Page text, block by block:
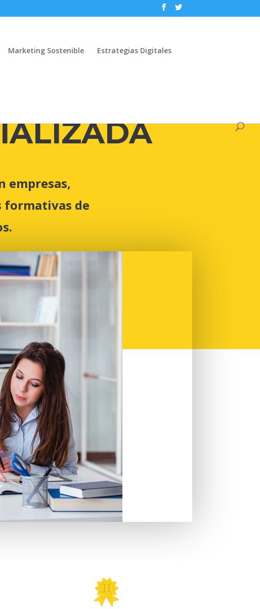
Marketing Sostenible Estrategias Digitales
empresas,
formativas de